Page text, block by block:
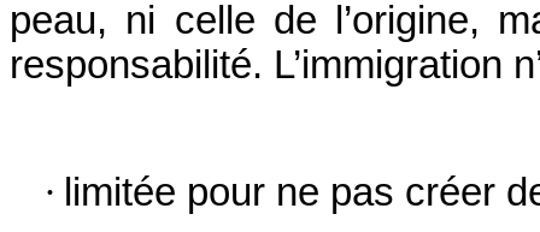
peau, ni celle de l’origine,
responsabilité. L’immigration
· limitée pour ne pas créer